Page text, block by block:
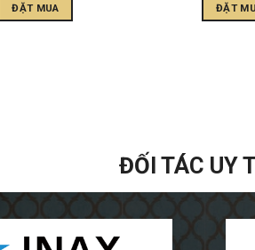
ĐẶT MUA ĐẶT
ĐỐI TÁC UY